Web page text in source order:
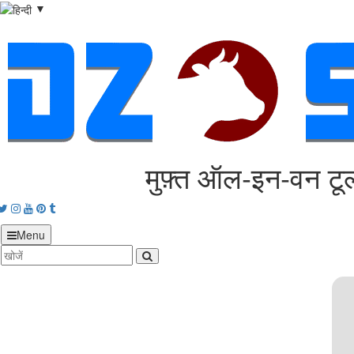
▼
मुफ़्त ऑल‑इन‑वन
Twitter
Instagram
Youtube
Pinterest
tumblr
Menu